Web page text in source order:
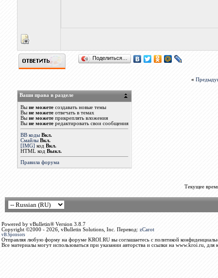
Поделиться…
«
Ваши права в разделе
Вы не можетесоздавать новые темы
Вы не можетеотвечать в темах
Вы не можетеприкреплять вложения
Вы не можетередактировать свои сообщения
BB коды Вкл.
Смайлы Вкл.
[IMG] код Вкл.
HTML код Выкл.
Правила форума
Текущее
Powered by vBulletin® Version 3.8.7
Copyright ©2000 - 2026, vBulletin Solutions, Inc. Перевод: zCarot
vB.Sponsors
Отправляя любую форму на форуме KROI.RU вы соглашаетесь с политикой
Все материалы могут использоваться при указании авторства и ссылки на www.kroi.ru, для